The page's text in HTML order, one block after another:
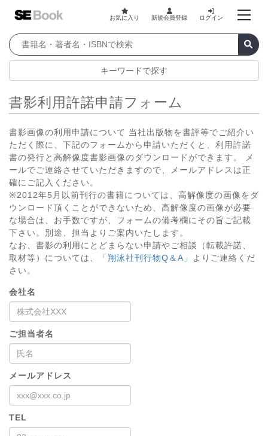
お気に入り 新規会員登録 ログイン
キーワードで探す
書影利用許諾申請フォーム
書影画像の利用申請について 当社出版物を書評等でご紹介い
ただく際に、下記のフォームから申請いただくと、利用許諾
書の発行と高解像度書影画像のダウンロードができます。 メ
ールでご連絡させていただきますので、メールアドレスは正
確にご記入ください。
※2012年5月以前刊行の書籍については、高解像度の画像をダ
ウンロード頂くことができないため、高解像度の画像が必要
な場合は、お手数ですが、フォームの備考欄にその旨ご記載
下さい。別途、担当よりご案内いたします。
なお、書影の利用にとどまらない申請やご相談（転載許諾、
取材等）については、
「翔泳社刊行物Q＆A」
よりご連絡くだ
さい。
会社名
ご担当者名
メールアドレス
TEL